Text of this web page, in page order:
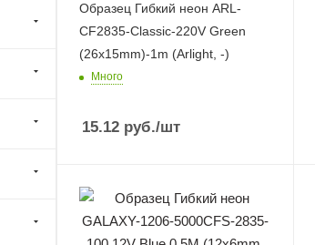
Образец Гибкий неон ARL-
CF2835-Classic-220V Green
(26x15mm)-1m (Arlight, -)
Много
15.12 руб./шт